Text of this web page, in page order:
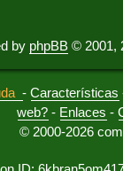
by phpBB © 2001,
-Características
web? - Enlaces -
© 2000-2026